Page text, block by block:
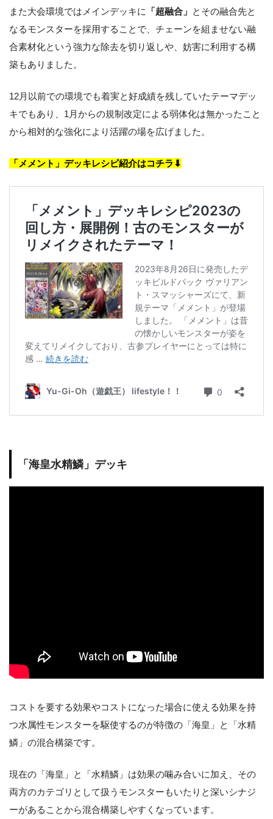
また大会環境ではメインデッキに 「超融合」 とその融合先と
なるモンスターを採用することで、チェーンを組ませない融
合素材化という強力な除去を切り返しや、妨害に利用する構
築もありました。
12月以前での環境でも着実と好成績を残していたテーマデッ
キでもあり、1月からの規制改定による弱体化は無かったこと
から相対的な強化により活躍の場を広げました。
「メメント」デッキレシピ紹介はコチラ⬇︎
「海皇水精鱗」デッキ
コストを要する効果やコストになった場合に使える効果を持
つ水属性モンスターを駆使するのが特徴の「海皇」と「水精
鱗」の混合構築です。
現在の「海皇」と「水精鱗」は効果の噛み合いに加え、その
両方のカテゴリとして扱うモンスターもいたりと深いシナジ
ーがあることから混合構築しやすくなっています。